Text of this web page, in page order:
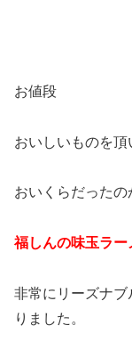
お値段
おいしいものを頂
おいくらだったの
福しんの味玉ラー
非常にリーズナ
りました。